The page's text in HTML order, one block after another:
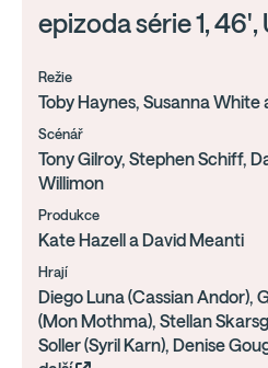
epizoda série 1, 46',
Režie
Toby Haynes, Susanna White
Scénář
Tony Gilroy, Stephen Schiff,
Willimon
Produkce
Kate Hazell a David Meanti
Hrají
Diego Luna (Cassian Andor),
(Mon Mothma), Stellan
Soller (Syril Karn), Denise